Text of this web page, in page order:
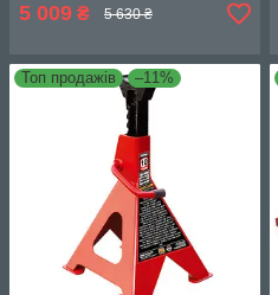
5 009 ₴ 5 630 ₴
Топ продажів –11%